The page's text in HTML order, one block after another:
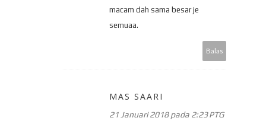
macam dah sama besar je
semuaa.
Balas
MAS SAARI
21 Januari 2018 pada 2:23 PTG